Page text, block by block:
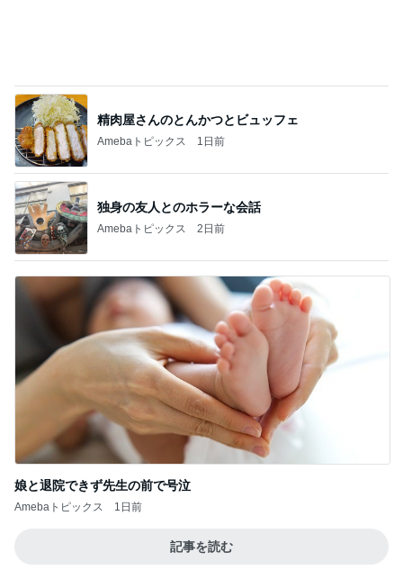
精肉屋さんのとんかつとビュッフェ
Amebaトピックス 1日前
独身の友人とのホラーな会話
Amebaトピックス 2日前
娘と退院できず先生の前で号泣
Amebaトピックス 1日前
記事を読む